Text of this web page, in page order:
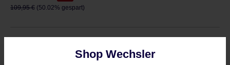
Regulärer Preis:
109,95 € (50.02% gespart)
benachrichtigen Sie gern per E-Mail
Shop Wechsler